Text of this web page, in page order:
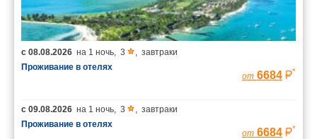
с 08.08.2026 на 1 ночь, 3 , завтраки
Проживание в отелях
от 6684 *
с 09.08.2026 на 1 ночь, 3 , завтраки
Проживание в отелях
от 6684 *